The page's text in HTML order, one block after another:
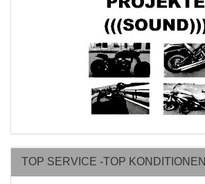
TOP SERVICE -TOP KONDITIONEN